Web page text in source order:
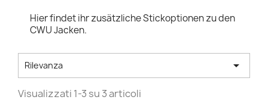
Hier findet ihr zusätzliche Stickoptionen zu den
CWU Jacken.
Rilevanza 
Visualizzati 1-3 su 3 articoli